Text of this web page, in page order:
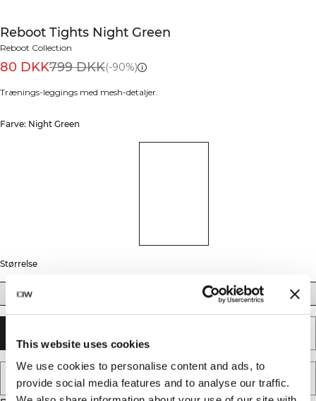
This website uses cookies
We use cookies to personalise content and ads, to
provide social media features and to analyse our traffic.
Reboot Tights Night Green
Reboot Collection
80 DKK799 DKK(-90%)
Trænings-leggings med mesh-detaljer.
Farve: Night Green
Størrelse
XS XL XXL
TILFØJ TIL ØNSKESKYEN